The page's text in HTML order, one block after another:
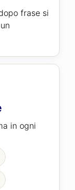
frase si
in ogni